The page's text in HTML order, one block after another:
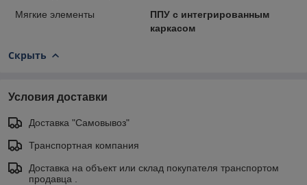
Мягкие элементы
ППУ с интегрированным
каркасом
Скрыть
Условия доставки
Доставка "Самовывоз"
Транспортная компания
Доставка на объект или склад покупателя транспортом
продавца .